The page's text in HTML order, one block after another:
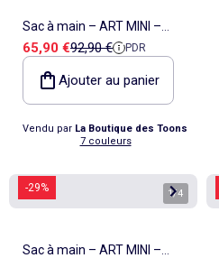
Sac à main – ART MINI –
Kipling
Prix de vente
65,90 €Prix de référence
92,90 € PDR
Ajouter au panier
Vendu par La Boutique des Toons
7 couleurs
-29% 1/4
Sac à main – ART MINI –